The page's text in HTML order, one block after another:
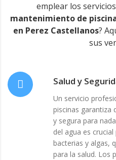
emplear los
mantenimiento de
en Perez Castellanos?
sus
Salud y
Un servicio
piscinas garantiza
y segura para
del agua es
bacterias y algas,
para la salud. Los